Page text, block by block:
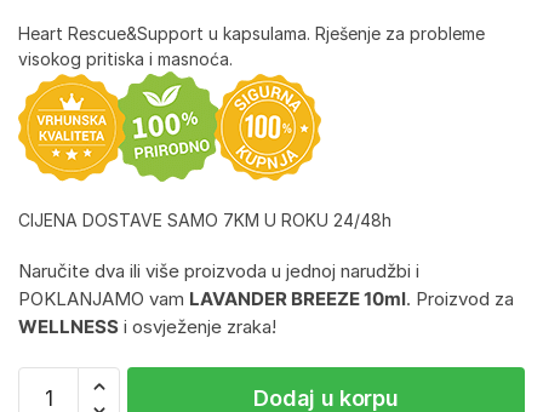
Heart Rescue&Support u kapsulama. Rješenje za probleme
visokog pritiska i masnoća.
CIJENA DOSTAVE SAMO 7KM U ROKU 24/48h
Naručite dva ili više proizvoda u jednoj narudžbi i
POKLANJAMO vam LAVANDER BREEZE 10ml. Proizvod za
WELLNESS i osvježenje zraka!
Dodaj u korpu